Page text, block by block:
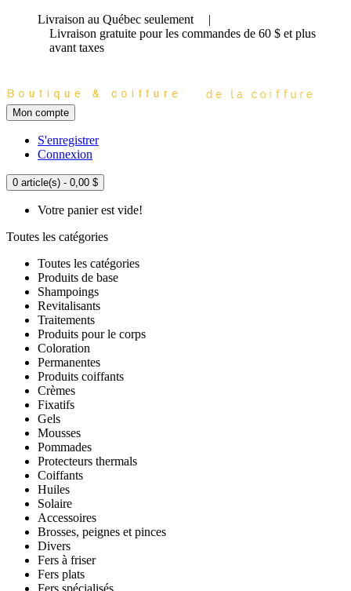
Livraison au Québec seulement
|
Livraison gratuite pour les commandes de 60 $ et plus
avant taxes
Mon compte
S'enregistrer
Connexion
0 article(s) - 0,00 $
Votre panier est vide!
Toutes les catégories
Toutes les catégories
Produits de base
Shampoings
Revitalisants
Traitements
Produits pour le corps
Coloration
Permanentes
Produits coiffants
Crèmes
Fixatifs
Gels
Mousses
Pommades
Protecteurs thermals
Coiffants
Huiles
Solaire
Accessoires
Brosses, peignes et pinces
Divers
Fers à friser
Fers plats
Fers spécialisés